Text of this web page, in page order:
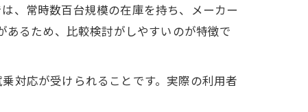
、常時数百台規模の在庫を持ち、メーカー
あるため、比較検討がしやすいのが特徴で
対応が受けられることです。実際の利用者